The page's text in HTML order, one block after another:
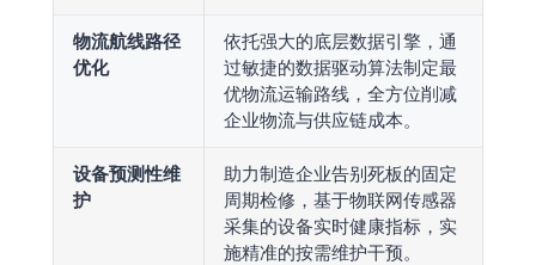
物流航线路径
优化
依托强大的底层数据引擎，通
过敏捷的数据驱动算法制定最
优物流运输路线，全方位削减
企业物流与供应链成本。
设备预测性维
护
助力制造企业告别死板的固定
周期检修，基于物联网传感器
采集的设备实时健康指标，实
施精准的按需维护干预。